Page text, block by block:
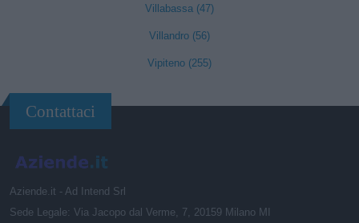
Villabassa (47)
Villandro (56)
Vipiteno (255)
Contattaci
Aziende.it - Ad Intend Srl
Sede Legale: Via Jacopo dal Verme, 7, 20159 Milano MI